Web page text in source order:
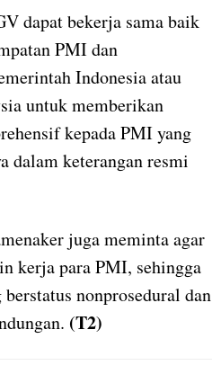
dapat bekerja sama baik
PMI dan
Indonesia atau
untuk memberikan
kepada PMI yang
dalam keterangan resmi
juga meminta agar
kerja para PMI, sehingga
nonprosedural dan
(T2)